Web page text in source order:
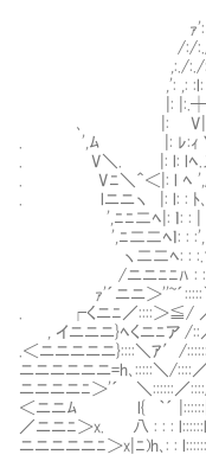
＞'´ : : : : :
ｧ': :/ : :/: : : l
/:/:./: : /: ,': : :|:
,:./:./: : :.l: :.|: : : | :
,': ,: :l: | : :l: :.|: : :
|: |:.┼==--- : /
､ |: ⅣV|:_:_|从ﾊ//ｲ
. ',ﾑ |: ﾚ:ｨ Ｙ⌒Ｙ
. V＼. |: l: lﾍ.乂.ノ
. Vﾆ＼＾＜|: l ﾍ ',/:/
. lニニヽ |: l: : ﾄ､､ ､
',ﾆﾆ二ﾍ|: ｌ: :
',ﾆ二二ﾍｌ: : :',
ヽ二二ﾍ: : :.
/ニニﾆﾆﾊ : : : ＼／
ｧ'´ニニ＞''~´:::::`～
. ┌くニﾆ／::::＞≦/ ／:
, イニニニ}ﾍくニﾆア /::
.＜ニニニニニ}::::＼ｱ′/
ニニニニニニ=h､:::::＼
ニニニニﾆ＞'´ ＼::::::
＜ニニﾑ l{ ｀´
／ニニﾆ＞x. 八 : : :
ニニニニニﾆ＞x|ﾆ)h､: :